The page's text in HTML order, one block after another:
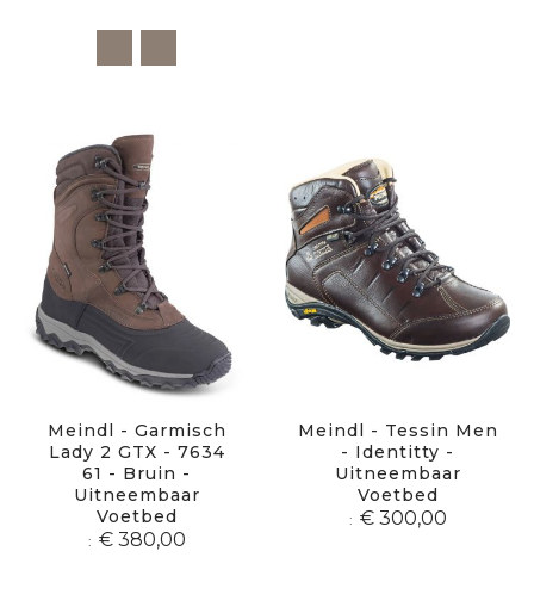
Meindl - Garmisch
Lady 2 GTX - 7634
61 - Bruin -
Uitneembaar
Voetbed
€ 380,00
Meindl - Tessin Men
- Identitty -
Uitneembaar
Voetbed
€ 300,00